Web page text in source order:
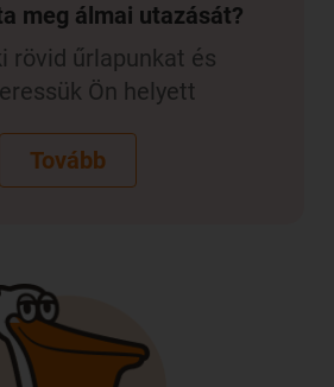
meg álmai utazását?
rövid űrlapunkat és
Ön helyett
Tovább